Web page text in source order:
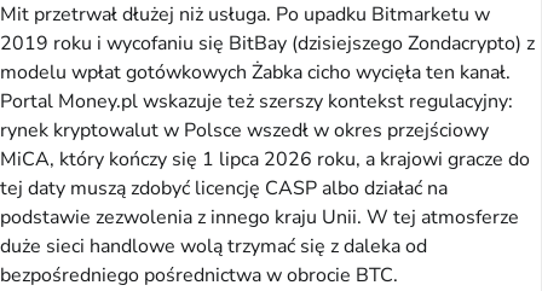
Mit przetrwał dłużej niż usługa. Po upadku Bitmarketu w
2019 roku i wycofaniu się BitBay (dzisiejszego Zondacrypto) z
modelu wpłat gotówkowych Żabka cicho wycięła ten kanał.
Portal Money.pl wskazuje też szerszy kontekst regulacyjny:
rynek kryptowalut w Polsce wszedł w okres przejściowy
MiCA, który kończy się 1 lipca 2026 roku, a krajowi gracze do
tej daty muszą zdobyć licencję CASP albo działać na
podstawie zezwolenia z innego kraju Unii. W tej atmosferze
duże sieci handlowe wolą trzymać się z daleka od
bezpośredniego pośrednictwa w obrocie BTC.